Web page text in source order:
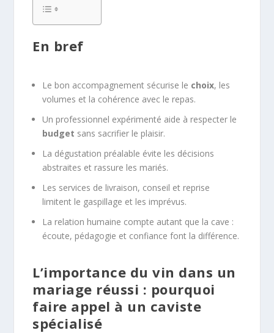
En bref
Le bon accompagnement sécurise le choix, les
volumes et la cohérence avec le repas.
Un professionnel expérimenté aide à respecter le
budget sans sacrifier le plaisir.
La dégustation préalable évite les décisions
abstraites et rassure les mariés.
Les services de livraison, conseil et reprise
limitent le gaspillage et les imprévus.
La relation humaine compte autant que la cave :
écoute, pédagogie et confiance font la différence.
L’importance du vin dans un
mariage réussi : pourquoi
faire appel à un caviste
spécialisé